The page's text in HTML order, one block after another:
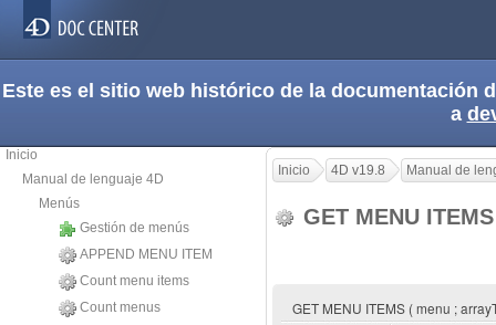
Este es el sitio web histórico de la documentación
a
Inicio
Manual de lenguaje 4D
Menús
Gestión de menús
APPEND MENU ITEM
Count menu items
Count menus
Inicio 4D v19.8 Manual de
GET MENU
GET MENU ITEMS ( menu ;